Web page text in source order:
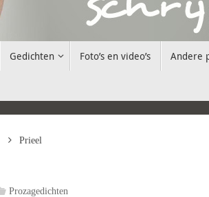
Gedichten Foto’s en video’s Andere
Prieel
Prozagedichten